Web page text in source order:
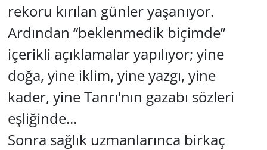
rekoru kırılan günler yaşanıyor.
Ardından “beklenmedik biçimde”
içerikli açıklamalar yapılıyor; yine
doğa, yine iklim, yine yazgı, yine
kader, yine Tanrı'nın gazabı sözleri
eşliğinde...
Sonra sağlık uzmanlarınca birkaç